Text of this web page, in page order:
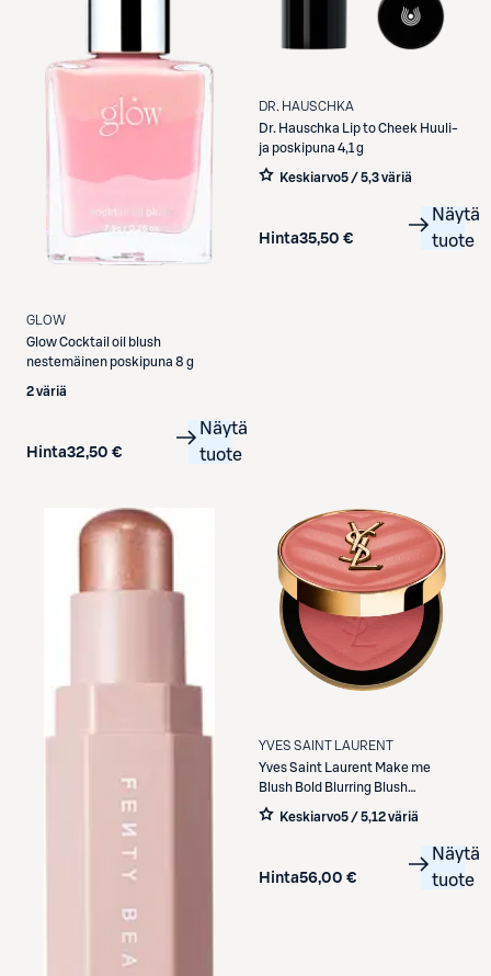
GLOW
GlowCocktail oil blush
nestemäinen poskipuna 8 g
2 väriä
Hinta32,50 €
Näytä
tuote
DR. HAUSCHKA
Dr. Hauschka
Lip to Cheek Huuli-
ja poskipuna 4,1 g
Keskiarvo5 / 5,3 väriä
Hinta35,50 €
Näytä
tuote
YVES SAINT LAURENT
Yves Saint Laurent Make me
Blush Bold Blurring Blush
poskipuna 6 g
Keskiarvo5 / 5,12 väriä
Hinta56,00 €
Näytä
tuote